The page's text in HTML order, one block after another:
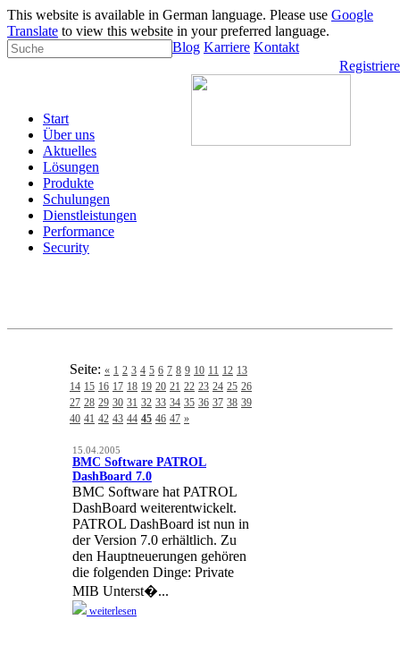
This website is available in German language. Please use Google
Translate to view this website in your preferred language.
Blog Karriere Kontakt
Start
Über uns
Aktuelles
Lösungen
Produkte
Schulungen
Dienstleistungen
Performance
Security
Seite: « 1 2 3 4 5 6 7 8 9 10 11 12 13
14 15 16 17 18 19 20 21 22 23 24 25 26
27 28 29 30 31 32 33 34 35 36 37 38 39
40 41 42 43 44 45 46 47 »
15.04.2005
BMC Software PATROL
DashBoard 7.0
BMC Software hat PATROL
DashBoard weiterentwickelt.
PATROL DashBoard ist nun in
der Version 7.0 erhältlich. Zu
den Hauptneuerungen gehören
die folgenden Dinge: Private
MIB Unterst�...
weiterlesen